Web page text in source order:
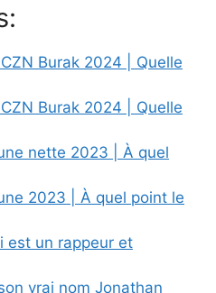
Burak 2024 | Quelle
Burak 2024 | Quelle
nette 2023 | À quel
2023 | À quel point le
est un rappeur et
vrai nom Jonathan